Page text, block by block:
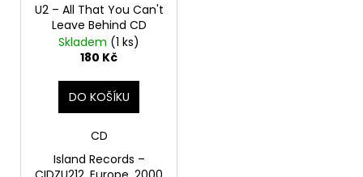
U2 – All That You Can't
Leave Behind CD
Skladem (1 ks)
180 Kč
DO KOŠÍKU
CD
Island Records –